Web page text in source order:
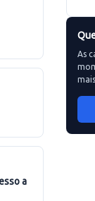
As